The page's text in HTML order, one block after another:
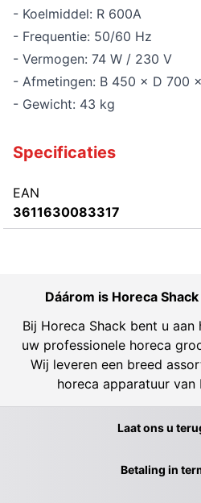
- Koelmiddel: R 600A
- Frequentie: 50/60 Hz
- Vermogen: 74 W / 230 V
- Afmetingen: B 450 × D 700
- Gewicht: 43 kg
Specificaties
EAN
3611630083317
Dáárom is Horeca
Bij Horeca Shack bent u
uw professionele horeca
Wij leveren een breed
horeca apparatuur van
Laat ons u
Betaling in